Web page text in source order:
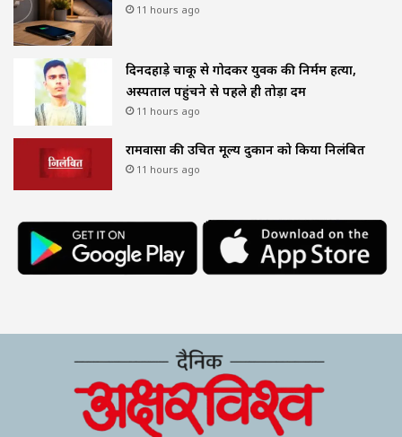
11 hours ago
दिनदहाड़े चाकू से गोदकर युवक की निर्मम हत्या,
अस्पताल पहुंचने से पहले ही तोड़ा दम
11 hours ago
रामवासा की उचित मूल्य दुकान को किया निलंबित
11 hours ago